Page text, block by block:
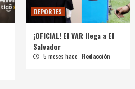
DEPORTES
¡OFICIAL! El VAR llega a El
Salvador
5 meses hace Redacción